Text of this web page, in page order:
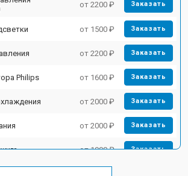
от 2200 ₽ Заказать
от 1500 ₽ Заказать
от 2200 ₽ Заказать
Philips от 1600 ₽ Заказать
от 2000 ₽ Заказать
от 2000 ₽ Заказать
от 1900 ₽ Заказать